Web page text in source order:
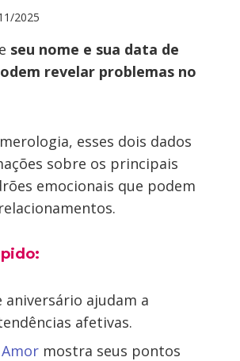
2025
seu nome e sua data de
revelar problemas no
esses dois dados
sobre os principais
emocionais que podem
aniversário ajudam a
afetivas.
mostra seus pontos